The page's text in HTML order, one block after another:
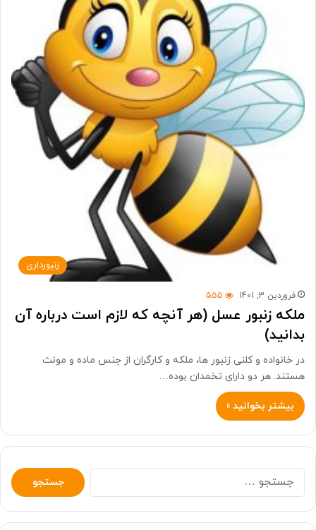
زنبورداری
فروردین 3, 1401 555
ملکه زنبور عسل (هر آنچه که لازم است درباره آن
بدانید)
در خانواده و کلنی زنبور ها، ملکه و کارگران از جنس ماده و مونث
هستند. هر دو دارای تخمدان بوده…
بیشتر بخوانید »
جستجو
برای: